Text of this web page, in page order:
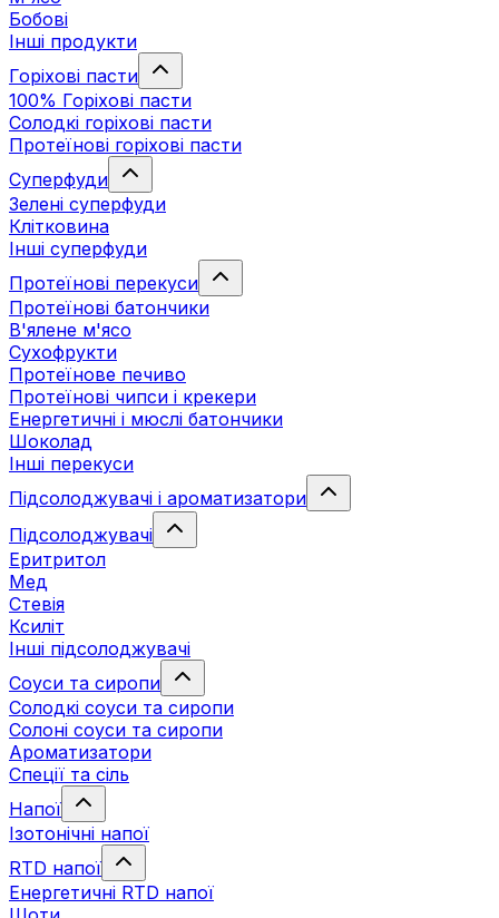
Бобові
Інші продукти
Горіхові пасти
100% Горіхові пасти
Солодкі горіхові пасти
Протеїнові горіхові пасти
Суперфуди
Зелені суперфуди
Клітковина
Інші суперфуди
Протеїнові перекуси
Протеїнові батончики
В'ялене м'ясо
Сухофрукти
Протеїнове печиво
Протеїнові чипси і крекери
Енергетичні і мюслі батончики
Шоколад
Інші перекуси
Підсолоджувачі і ароматизатори
Підсолоджувачі
Еритритол
Мед
Стевія
Ксиліт
Інші підсолоджувачі
Соуси та сиропи
Солодкі соуси та сиропи
Солоні соуси та сиропи
Ароматизатори
Спеції та сіль
Напої
Ізотонічні напої
RTD напої
Енергетичні RTD напої